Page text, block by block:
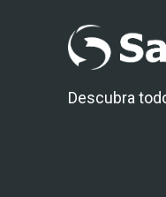
Descubra